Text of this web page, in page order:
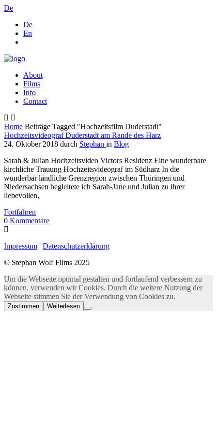
De
De
En
About
Films
Info
Contact
Home Beiträge Tagged "Hochzeitsfilm Duderstadt"
Hochzeitsvideograf Duderstadt am Rande des Harz
24. Oktober 2018 durch Stephan in Blog
Sarah & Julian Hochzeitsvideo Victors Residenz Eine wunderbare
kirchliche Trauung Hochzeitsvideograf im Südharz In die
wunderbar ländliche Grenzregion zwischen Thüringen und
Niedersachsen begleitete ich Sarah-Jane und Julian zu ihrer
liebevollen,
Fortfahren
0 Kommentare
Impressum | Datenschutzerklärung
© Stephan Wolf Films 2025
Um die Webseite optimal gestalten und fortlaufend verbessern zu
können, verwenden wir Cookies. Durch die weitere Nutzung der
Webseite stimmen Sie der Verwendung von Cookies zu.
Zustimmen Weiterlesen